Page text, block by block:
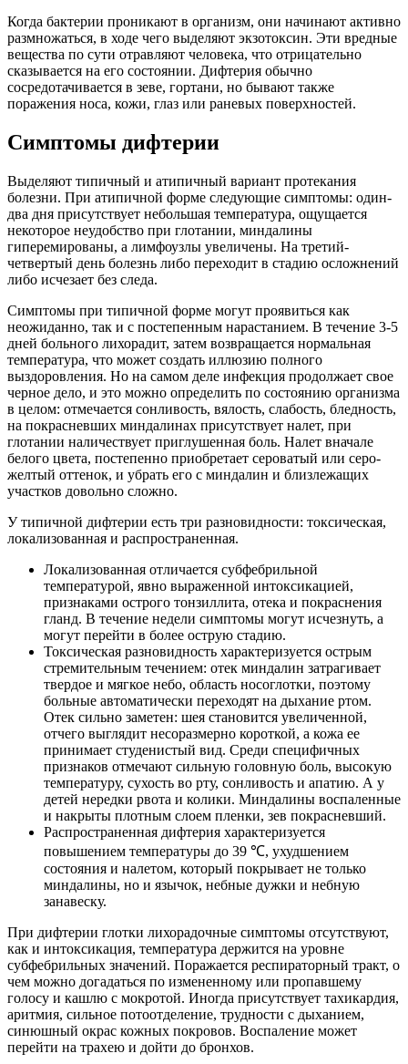
Когда бактерии проникают в организм, они начинают активно
размножаться, в ходе чего выделяют экзотоксин. Эти вредные
вещества по сути отравляют человека, что отрицательно
сказывается на его состоянии. Дифтерия обычно
сосредотачивается в зеве, гортани, но бывают также
поражения носа, кожи, глаз или раневых поверхностей.
Симптомы дифтерии
Выделяют типичный и атипичный вариант протекания
болезни. При атипичной форме следующие симптомы: один-
два дня присутствует небольшая температура, ощущается
некоторое неудобство при глотании, миндалины
гиперемированы, а лимфоузлы увеличены. На третий-
четвертый день болезнь либо переходит в стадию осложнений
либо исчезает без следа.
Симптомы при типичной форме могут проявиться как
неожиданно, так и с постепенным нарастанием. В течение 3-5
дней больного лихорадит, затем возвращается нормальная
температура, что может создать иллюзию полного
выздоровления. Но на самом деле инфекция продолжает свое
черное дело, и это можно определить по состоянию организма
в целом: отмечается сонливость, вялость, слабость, бледность,
на покрасневших миндалинах присутствует налет, при
глотании наличествует приглушенная боль. Налет вначале
белого цвета, постепенно приобретает сероватый или серо-
желтый оттенок, и убрать его с миндалин и близлежащих
участков довольно сложно.
У типичной дифтерии есть три разновидности: токсическая,
локализованная и распространенная.
Локализованная отличается субфебрильной
температурой, явно выраженной интоксикацией,
признаками острого тонзиллита, отека и покраснения
гланд. В течение недели симптомы могут исчезнуть, а
могут перейти в более острую стадию.
Токсическая разновидность характеризуется острым
стремительным течением: отек миндалин затрагивает
твердое и мягкое небо, область носоглотки, поэтому
больные автоматически переходят на дыхание ртом.
Отек сильно заметен: шея становится увеличенной,
отчего выглядит несоразмерно короткой, а кожа ее
принимает студенистый вид. Среди специфичных
признаков отмечают сильную головную боль, высокую
температуру, сухость во рту, сонливость и апатию. А у
детей нередки рвота и колики. Миндалины воспаленные
и накрыты плотным слоем пленки, зев покрасневший.
Распространенная дифтерия характеризуется
повышением температуры до 39 ℃, ухудшением
состояния и налетом, который покрывает не только
миндалины, но и язычок, небные дужки и небную
занавеску.
При дифтерии глотки лихорадочные симптомы отсутствуют,
как и интоксикация, температура держится на уровне
субфебрильных значений. Поражается респираторный тракт, о
чем можно догадаться по измененному или пропавшему
голосу и кашлю с мокротой. Иногда присутствует тахикардия,
аритмия, сильное потоотделение, трудности с дыханием,
синюшный окрас кожных покровов. Воспаление может
перейти на трахею и дойти до бронхов.